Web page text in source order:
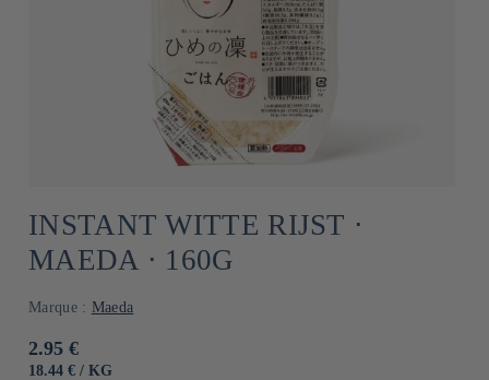
INSTANT WITTE RIJST ⋅
MAEDA ⋅ 160G
Marque : Maeda
Normale
prijs
2.95 €
EENHEIDSPRIJS
18.44 € / PER
KG